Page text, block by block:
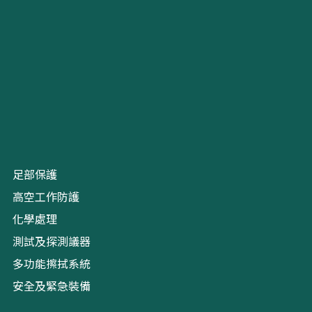
足部保護
高空工作防護
化學處理
測試及探測議器
多功能擦拭系統
安全及緊急裝備